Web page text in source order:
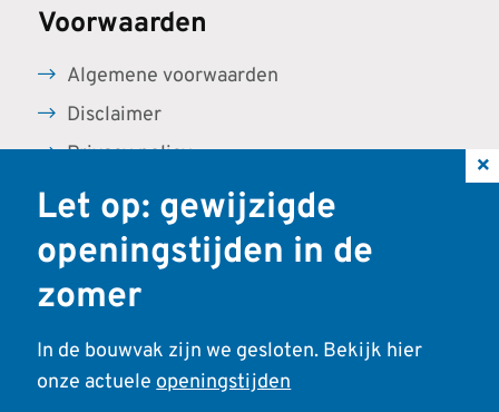
×
Let op: gewijzigde
openingstijden in de
zomer
In de bouwvak zijn we gesloten. Bekijk hier
onze actueleopeningstijden
Voorwaarden
Algemene voorwaarden
Disclaimer
Privacy policy
Contactgegevens
Dikkenberg Beton
Bruinhorsterpad 22
6741 PP Lunteren